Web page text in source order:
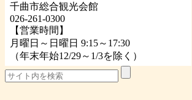
千曲市総合観光会館
026-261-0300
【営業時間】
月曜日～日曜日 9:15～17:30
（年末年始12/29～1/3を除く）